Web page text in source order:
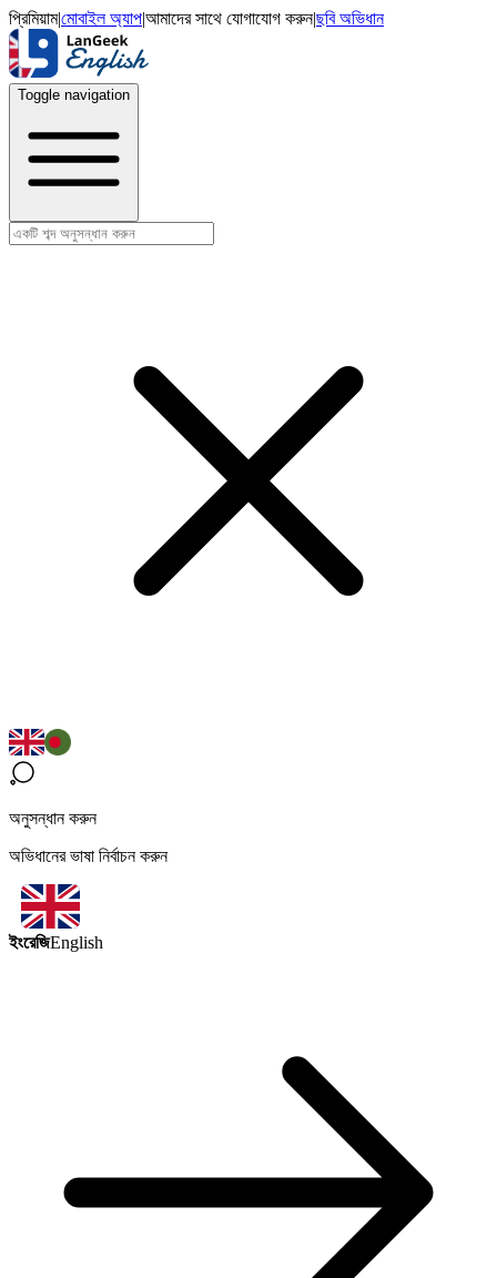
প্রিমিয়াম|মোবাইল অ্যাপ|আমাদের সাথে যোগাযোগ করুন|ছবি অভিধান
Toggle navigation
অনুসন্ধান করুন
অভিধানের ভাষা নির্বাচন করুন
ইংরেজিEnglish